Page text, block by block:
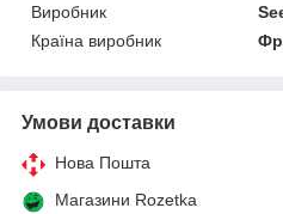
Виробник
Країна виробник
Умови доставки
Нова Пошта
Магазини Rozetka